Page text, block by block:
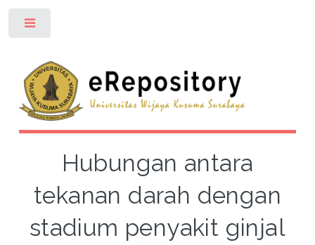
Hubungan antara
tekanan darah dengan
stadium penyakit ginjal